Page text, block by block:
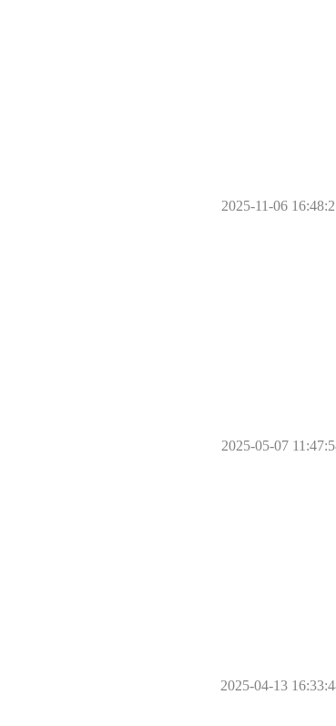
2025-11-06
2025-05-07
2025-04-13